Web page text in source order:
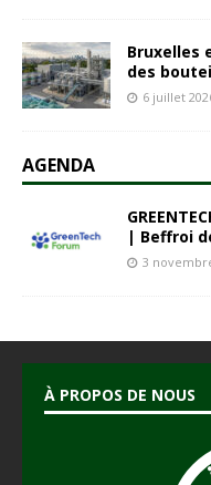
Bruxelles
des
6 juillet
AGENDA
| Beffroi
3
À PROPOS DE NOUS